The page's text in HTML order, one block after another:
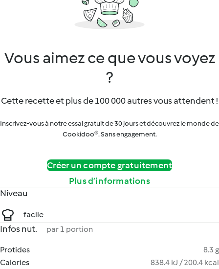
Vous aimez ce que vous voyez
?
Cette recette et plus de 100 000 autres vous attendent !
Inscrivez-vous à notre essai gratuit de 30 jours et découvrez le monde de
Cookidoo®. Sans engagement.
Créer un compte gratuitement
Plus d’informations
Niveau
facile
Infos nut. par 1 portion
Protides
8.3 g
Calories
838.4 kJ / 200.4 kcal